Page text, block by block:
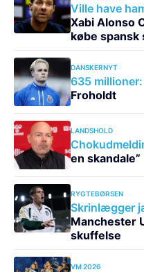
Ville have
Xabi Alonso
købe spansk
DANSKERNYT
635 millioner:
Froholdt
LANDSHOLD
en skandale”
RYGTEBØRSEN
Skrinlægger
Manchester
skuffelse
VM 2026